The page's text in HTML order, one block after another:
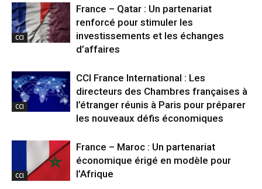
CCI
France – Qatar : Un partenariat
renforcé pour stimuler les
investissements et les échanges
d’affaires
CCI
CCI France International : Les
directeurs des Chambres françaises à
l’étranger réunis à Paris pour préparer
les nouveaux défis économiques
CCI
France – Maroc : Un partenariat
économique érigé en modèle pour
l’Afrique